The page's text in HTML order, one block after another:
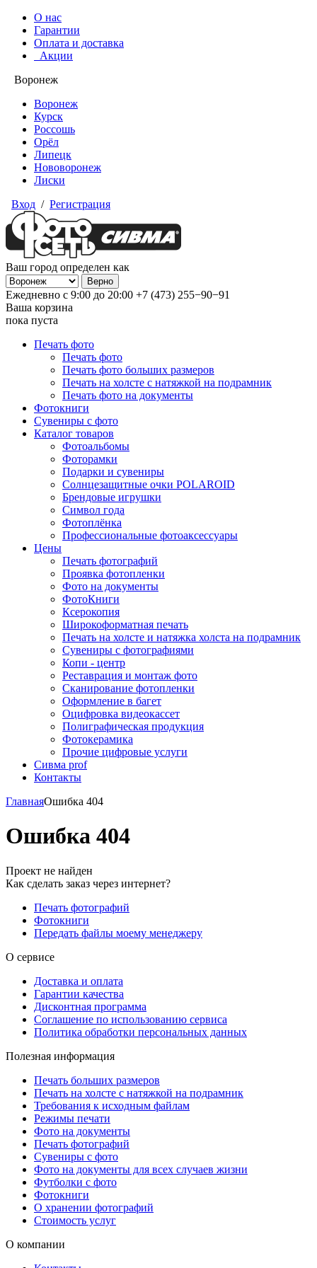
О нас
Гарантии
Оплата и доставка
Акции
Воронеж
Воронеж
Курск
Россошь
Орёл
Липецк
Нововоронеж
Лиски
Вход / Регистрация
Ваш город определен как
Ежедневно с 9:00 до 20:00 +7 (473) 255−90−91
Ваша корзина
пока пуста
Печать фото
Печать фото
Печать фото больших размеров
Печать на холсте с натяжкой на подрамник
Печать фото на документы
Фотокниги
Сувениры с фото
Каталог товаров
Фотоальбомы
Фоторамки
Подарки и сувениры
Солнцезащитные очки POLAROID
Брендовые игрушки
Символ года
Фотоплёнка
Профессиональные фотоаксессуары
Цены
Печать фотографий
Проявка фотопленки
Фото на документы
ФотоКниги
Ксерокопия
Широкоформатная печать
Печать на холсте и натяжка холста на подрамник
Сувениры с фотографиями
Копи - центр
Реставрация и монтаж фото
Сканирование фотопленки
Оформление в багет
Оцифровка видеокассет
Полиграфическая продукция
Фотокерамика
Прочие цифровые услуги
Сивма prof
Контакты
ГлавнаяОшибка 404
Ошибка 404
Проект не найден
Как сделать заказ через интернет?
Печать фотографий
Фотокниги
Передать файлы моему менеджеру
О сервисе
Доставка и оплата
Гарантии качества
Дисконтная программа
Соглашение по использованию сервиса
Политика обработки персональных данных
Полезная информация
Печать больших размеров
Печать на холсте c натяжкой на подрамник
Требования к исходным файлам
Режимы печати
Фото на документы
Печать фотографий
Сувениры с фото
Фото на документы для всех случаев жизни
Футболки с фото
Фотокниги
О хранении фотографий
Стоимость услуг
О компании